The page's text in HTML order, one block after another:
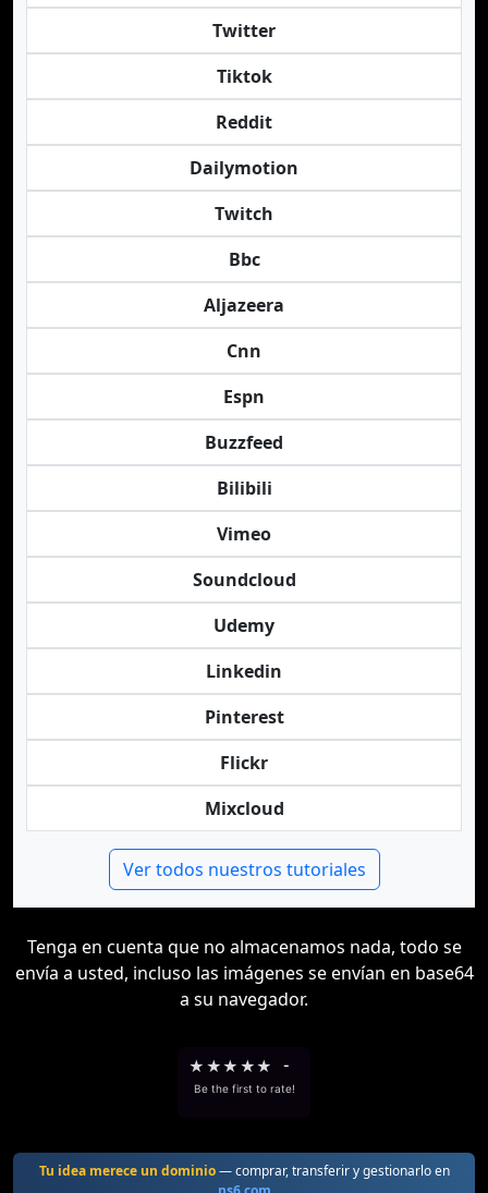
Twitter
Tiktok
Reddit
Dailymotion
Twitch
Bbc
Aljazeera
Cnn
Espn
Buzzfeed
Bilibili
Vimeo
Soundcloud
Udemy
Linkedin
Pinterest
Flickr
Mixcloud
Ver todos nuestros tutoriales
Tenga en cuenta que no almacenamos nada, todo se
envía a usted, incluso las imágenes se envían en base64
a su navegador.
★ ★★ ★★ -
Be the first to rate!
Tu idea merece un dominio— comprar, transferir y gestionarlo en